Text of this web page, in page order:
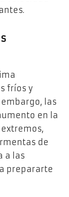
fríos y
las
en la
de
a las
prepararte